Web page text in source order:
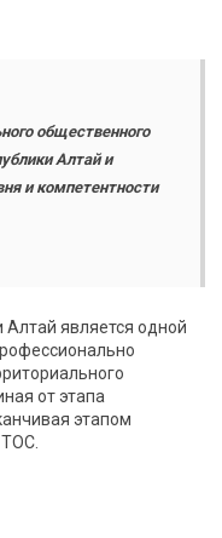
общественного
Алтай и
и компетентности
является одной
от этапа
этапом